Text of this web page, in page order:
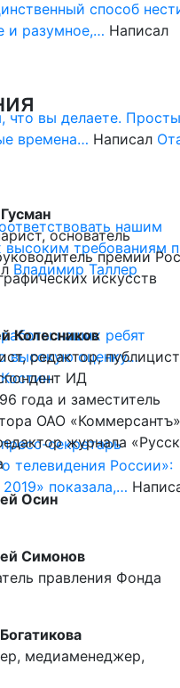
способ
и разумное,… Написал
что вы делаете.
времена… Написал
нашим
высоким требованиям
Владимир Таллер
наших ребят
высокую оценку…
секретарь
телевидения России»:
показала,…
основатель
премии
искусств
Колесников
редактор,
ИД
года и заместитель
ОАО
журнала
Осин
Симонов
правления Фонда
медиаменеджер,